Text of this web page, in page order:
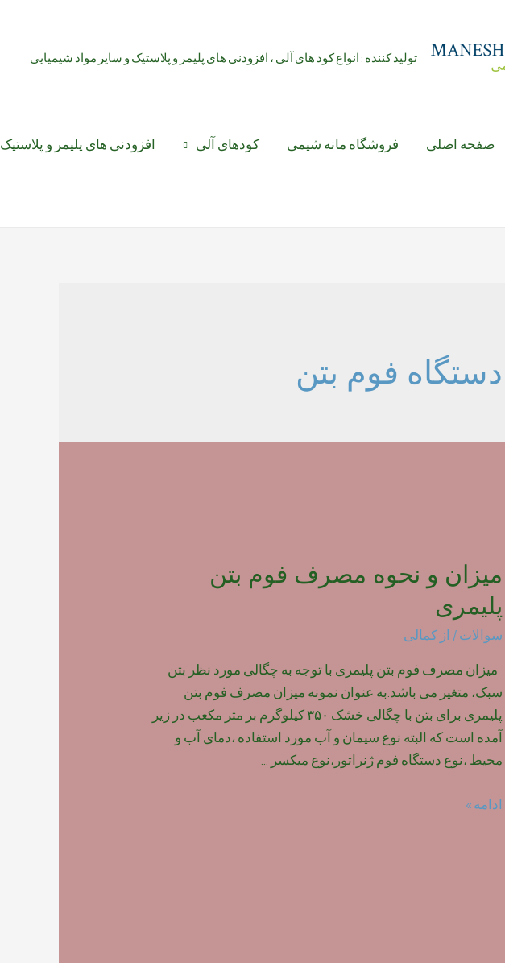
تولید کننده : انواع کود های آلی ، افزودنی های پلیمر و پلاستیک و سایر مواد شیمیایی
صفحه اصلی فروشگاه مانه شیمی کودهای آلی افزودنی های پلیمر و پلاستیک
دستگاه فوم بتن
میزان و نحوه مصرف فوم بتن
پلیمری
سوالات / از کمالی
میزان مصرف فوم بتن پلیمری با توجه به چگالی مورد نظر بتن
سبک، متغیر می باشد.به عنوان نمونه میزان مصرف فوم بتن
پلیمری برای بتن با چگالی خشک ۳۵۰ کیلوگرم بر متر مکعب در زیر
آمده است که البته نوع سیمان و آب مورد استفاده ،دمای آب و
محیط ،نوع دستگاه فوم ژنراتور،نوع میکسر …
میزان
فوم
ادامه »